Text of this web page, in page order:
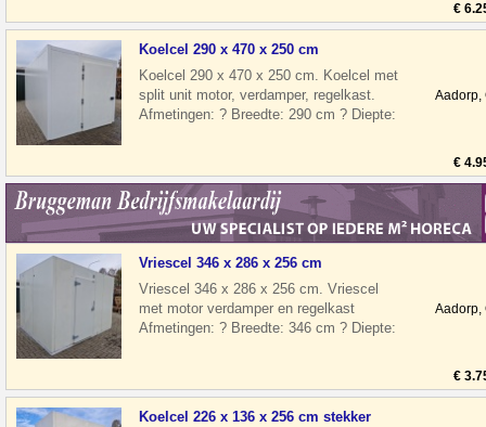
€
Koelcel 290 x 470 x 250 cm
Koelcel 290 x 470 x 250 cm. Koelcel met
split unit motor, verdamper, regelkast.
Afmetingen: ? Breedte: 290 cm ? Diepte:
Aadorp,
€
Vriescel 346 x 286 x 256 cm
Vriescel 346 x 286 x 256 cm. Vriescel
met motor verdamper en regelkast
Afmetingen: ? Breedte: 346 cm ? Diepte:
Aadorp,
€
Koelcel 226 x 136 x 256 cm stekker